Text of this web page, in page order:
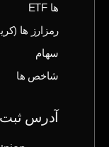
ها ETF
رمزارز ها
سهام
شاخص ها
آدرس